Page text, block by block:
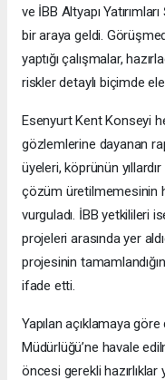
ve İBB Altyapı
bir araya geldi.
yaptığı çalışmalar,
riskler detaylı biçimde ele
Esenyurt Kent Konseyi
gözlemlerine dayanan
üyeleri, köprünün
çözüm üretilmemesinin
vurguladı. İBB yetkilileri
projeleri arasında yer
projesinin
ifade etti.
Yapılan açıklamaya göre
Müdürlüğü’ne havale
öncesi gerekli hazırlıklar